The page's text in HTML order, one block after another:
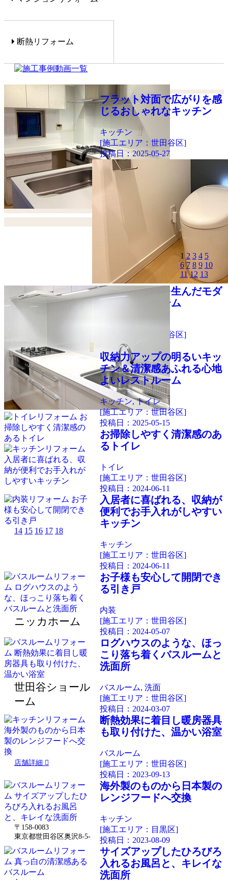
断熱リフォーム
フラット対面で広がりを感
じるおしゃれなキッチン
キッチン
[施工エリア：世田谷区]
投稿日：2025-05-27
空間にゆとりを生んだモダ
ンなレストルーム
[施工エリア：世田谷区]
投稿日：
収納力アップの明るいキッ
チン＆清潔感あふれる心地
よいレストルーム
キッチン, トイレ
[施工エリア：世田谷区]
投稿日： 2025-05-15
お掃除しやすく清潔感のあ
るトイレ
トイレ
[施工エリア：世田谷区]
投稿日： 2024-06-11
入居者に喜ばれる、収納が
便利でお手入れがしやすい
キッチン
キッチン
[施工エリア：世田谷区]
投稿日： 2024-06-11
お子様も安心して開閉でき
る引き戸
内装
[施工エリア：世田谷区]
投稿日： 2024-05-07
ログハウスのような、ほっ
こり落ち着くバスルームと
洗面所
バスルーム, 洗面
[施工エリア：世田谷区]
投稿日： 2024-03-07
断熱効果に着目し暖房器具
も取り付けた、温かい浴室
バスルーム
[施工エリア：世田谷区]
投稿日： 2023-09-13
海外製のものから日本製の
レンジフードへ交換
キッチン
[施工エリア：目黒区]
投稿日： 2023-08-09
サイズアップしたひろびろ
入れるお風呂と、キレイな
洗面所
1 2 3 4 5
6 7 8 9 10
11 12 13
14 15 16 17 18
ニッカホーム
世田谷ショール
ーム
店舗詳細
〒158-0083
東京都世田谷区奥沢8-5-